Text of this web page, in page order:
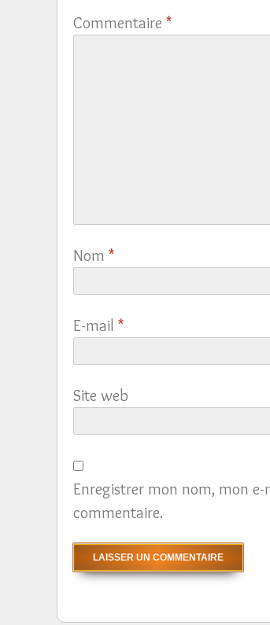
Commentaire *
Nom *
E-mail *
Site web
Enregistrer mon nom, mon
commentaire.